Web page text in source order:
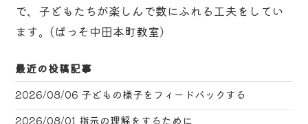
で、子どもたちが楽しんで数にふれる工夫をしてい
ます。(ぱっそ中田本町教室）
最近の投稿記事
2026/08/06 子どもの様子をフィードバックする
2026/08/01 指示の理解をするために